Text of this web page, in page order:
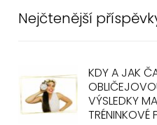
Nejčtenější
KDY A JAK
VÝSLEDKY
TRÉNINKOVÉ